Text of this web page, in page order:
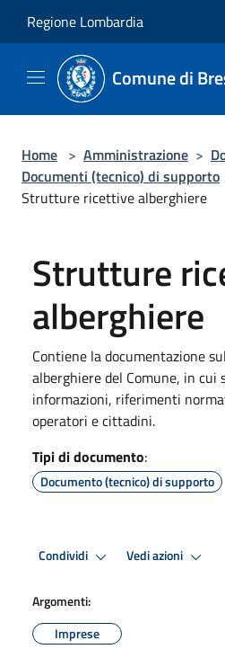
Regione Lombardia
Comune di
Home > Amministrazione >
Documenti (tecnico) di supporto
Strutture ricettive alberghiere
Strutture
alberghiere
Contiene la documentazione
alberghiere del Comune, in cui
informazioni, riferimenti
operatori e cittadini.
Tipi di documento:
Documento (tecnico) di supporto
Condividi Vedi azioni
Argomenti:
Imprese